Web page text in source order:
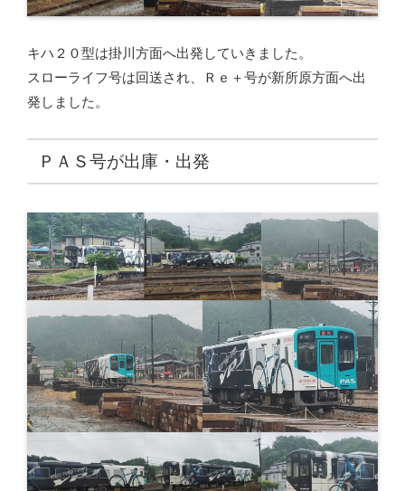
キハ２０型は掛川方面へ出発していきました。
スローライフ号は回送され、Ｒｅ＋号が新所原方面へ出
発しました。
ＰＡＳ号が出庫・出発